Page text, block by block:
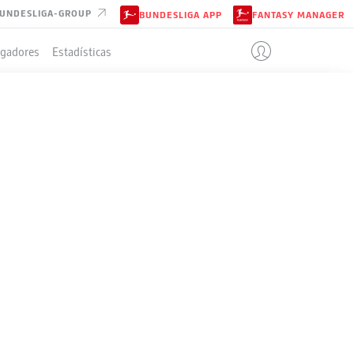
GROUP BUNDESLIGA APP FANTASY MANAGER
Estadísticas